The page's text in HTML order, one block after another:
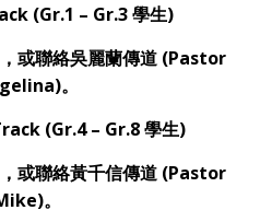
(Gr.1 – Gr.3 學生)
，或聯絡吳麗蘭傳道 (Pastor
。
(Gr.4 – Gr.8 學生)
，或聯絡黃千信傳道 (Pastor
。